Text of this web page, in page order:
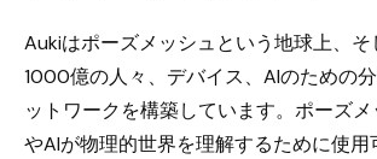
Aukiはポーズメッシュという地球上、
1000億の人々、デバイス、AIのための
ットワークを構築しています。ポーズ
やAIが物理的世界を理解するために使用